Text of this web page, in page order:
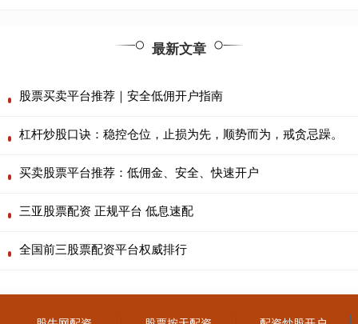
最新文章
股票买卖平台推荐｜安全低佣开户指南
杠杆炒股口诀：稳控仓位，止损为先，顺势而为，戒贪忌躁。
买卖股票平台推荐：低佣金、安全、快速开户
三亚股票配资 正规平台 低息速配
全国前三股票配资平台权威排行